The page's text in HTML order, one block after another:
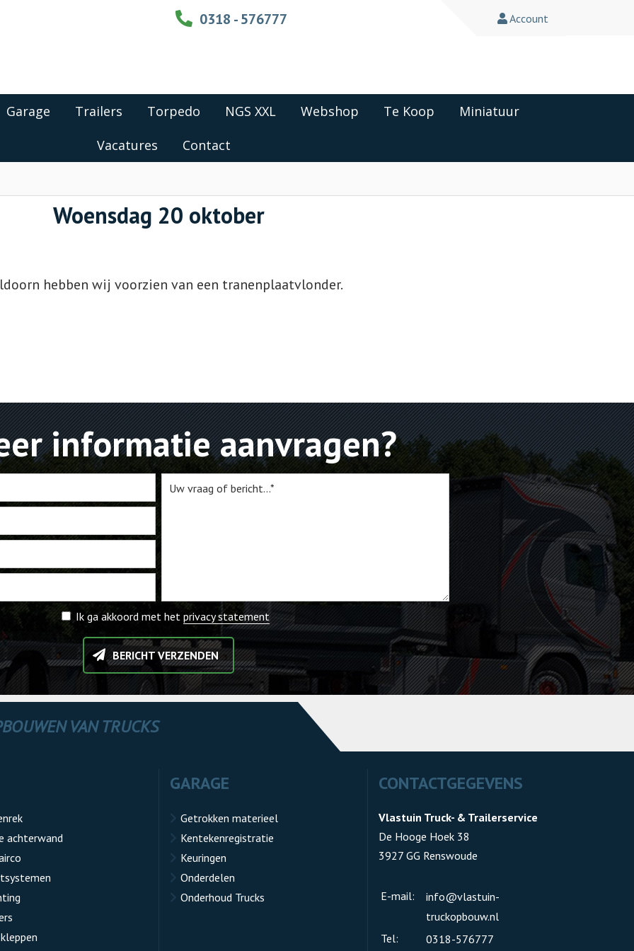
0318 - 576777 Account
Garage Trailers Torpedo NGS XXL Webshop Te Koop
Miniatuur
Vacatures
Contact
Woensdag 20 oktober
hebben wij voorzien van een tranenplaatvlonder.
informatie aanvragen?
Ik ga akkoord met het privacy statement
BERICHT VERZENDEN
VAN TRUCKS
achterwand
GARAGE
Getrokken materieel
Kentekenregistratie
Keuringen
Onderdelen
Onderhoud Trucks
CONTACTGEGEVENS
Vlastuin Truck- & Trailerservice
De Hooge Hoek 38
3927 GG Renswoude
E-mail:
info@vlastuin-
truckopbouw.nl
Tel:
0318-576777